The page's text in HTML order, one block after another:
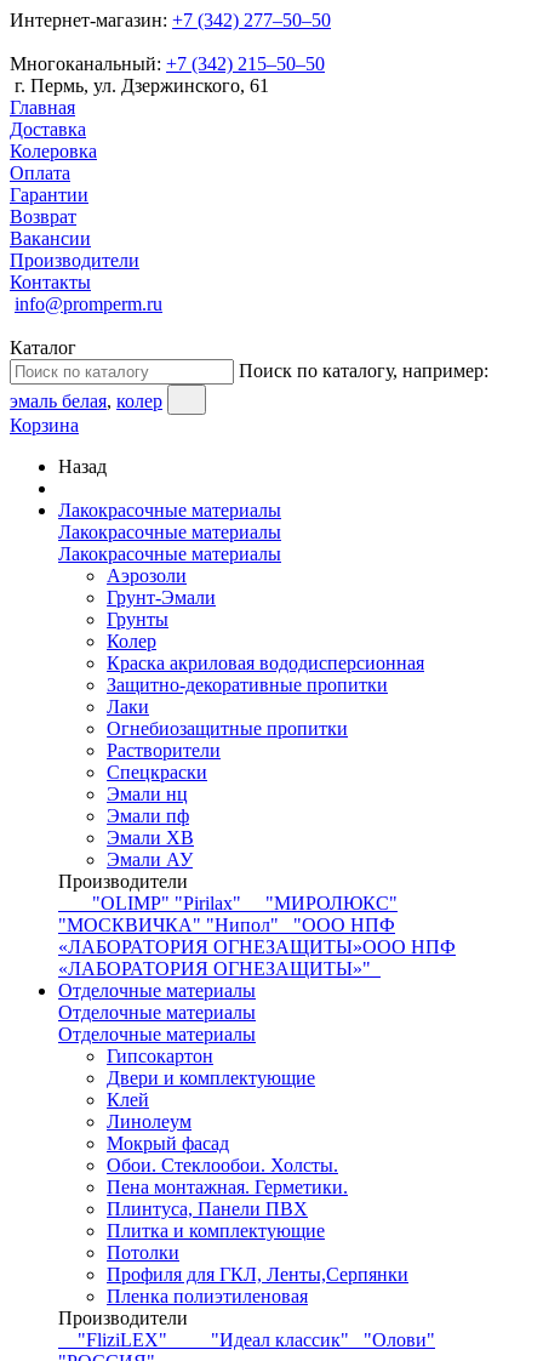
Интернет-магазин: +7 (342) 277‒50‒50
Многоканальный: +7 (342) 215‒50‒50
г. Пермь, ул. Дзержинского, 61
Главная
Доставка
Колеровка
Оплата
Гарантии
Возврат
Вакансии
Производители
Контакты
info@promperm.ru
Каталог
Поиск по каталогу, например:
эмаль белая, колер
Корзина
Назад
Лакокрасочные материалы
Лакокрасочные материалы
Лакокрасочные материалы
Аэрозоли
Грунт-Эмали
Грунты
Колер
Краска акриловая вододисперсионная
Защитно-декоративные пропитки
Лаки
Огнебиозащитные пропитки
Растворители
Спецкраски
Эмали нц
Эмали пф
Эмали ХВ
Эмали АУ
Производители
"OLIMP" "Pirilax"
"МИРОЛЮКС"
"МОСКВИЧКА" "Нипол"
"ООО НПФ
«ЛАБОРАТОРИЯ ОГНЕЗАЩИТЫ»ООО НПФ
«ЛАБОРАТОРИЯ ОГНЕЗАЩИТЫ»"
Отделочные материалы
Отделочные материалы
Отделочные материалы
Гипсокартон
Двери и комплектующие
Клей
Линолеум
Мокрый фасад
Обои. Стеклообои. Холсты.
Пена монтажная. Герметики.
Плинтуса, Панели ПВХ
Плитка и комплектующие
Потолки
Профиля для ГКЛ, Ленты,Серпянки
Пленка полиэтиленовая
Производители
"FliziLEX"
"Идеал классик"
"Олови"